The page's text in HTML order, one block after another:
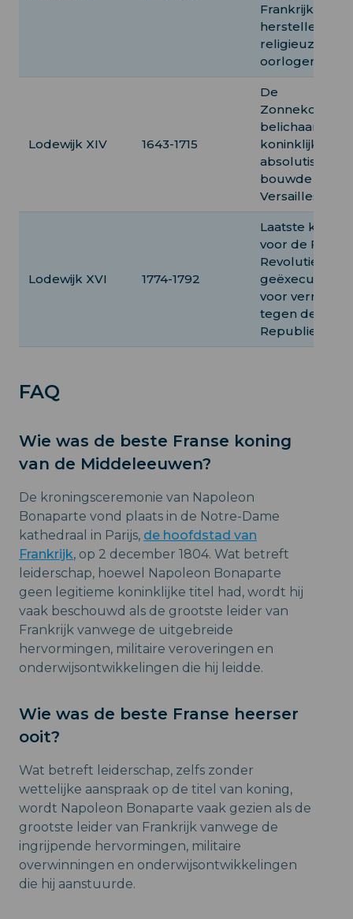
Frankrijk te
herstellen na
religieuze
oorlogen.
Lodewijk XIV 1643-1715
De
Zonnekoning,
belichaamde
koninklijk
absolutisme,
bouwde
Versailles.
Lodewijk XVI 1774-1792
Laatste koning
voor de Franse
Revolutie,
geëxecuteerd
voor verraad
tegen de
Republiek.
FAQ
Wie was de beste Franse koning
van de Middeleeuwen?
De kroningsceremonie van Napoleon
Bonaparte vond plaats in de Notre-Dame
kathedraal in Parijs, de hoofdstad van
Frankrijk, op 2 december 1804. Wat betreft
leiderschap, hoewel Napoleon Bonaparte
geen legitieme koninklijke titel had, wordt hij
vaak beschouwd als de grootste leider van
Frankrijk vanwege de uitgebreide
hervormingen, militaire veroveringen en
onderwijsontwikkelingen die hij leidde.
Wie was de beste Franse heerser
ooit?
Wat betreft leiderschap, zelfs zonder
wettelijke aanspraak op de titel van koning,
wordt Napoleon Bonaparte vaak gezien als de
grootste leider van Frankrijk vanwege de
ingrijpende hervormingen, militaire
overwinningen en onderwijsontwikkelingen
die hij aanstuurde.